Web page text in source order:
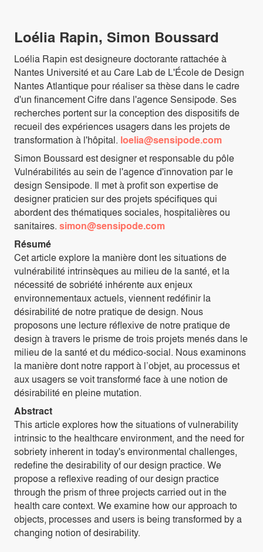
Loélia Rapin, Simon Boussard
Loélia Rapin est designeure doctorante rattachée à
Nantes Université et au Care Lab de L'École de Design
Nantes Atlantique pour réaliser sa thèse dans le cadre
d'un financement Cifre dans l'agence Sensipode. Ses
recherches portent sur la conception des dispositifs de
recueil des expériences usagers dans les projets de
transformation à l'hôpital. loelia@sensipode.com
Simon Boussard est designer et responsable du pôle
Vulnérabilités au sein de l'agence d'innovation par le
design Sensipode. Il met à profit son expertise de
designer praticien sur des projets spécifiques qui
abordent des thématiques sociales, hospitalières ou
sanitaires. simon@sensipode.com
Résumé
Cet article explore la manière dont les situations de
vulnérabilité intrinsèques au milieu de la santé, et la
nécessité de sobriété inhérente aux enjeux
environnementaux actuels, viennent redéfinir la
désirabilité de notre pratique de design. Nous
proposons une lecture réflexive de notre pratique de
design à travers le prisme de trois projets menés dans le
milieu de la santé et du médico-social. Nous examinons
la manière dont notre rapport à l’objet, au processus et
aux usagers se voit transformé face à une notion de
désirabilité en pleine mutation.
Abstract
This article explores how the situations of vulnerability
intrinsic to the healthcare environment, and the need for
sobriety inherent in today's environmental challenges,
redefine the desirability of our design practice. We
propose a reflexive reading of our design practice
through the prism of three projects carried out in the
health care context. We examine how our approach to
objects, processes and users is being transformed by a
changing notion of desirability.